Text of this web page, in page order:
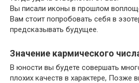
Вы писали иконы в прошлом
Вам стоит попробовать себя в
предсказывать будущее.
Значение кармического
В юности вы будете совершать
плохих качеств в характере, Позже